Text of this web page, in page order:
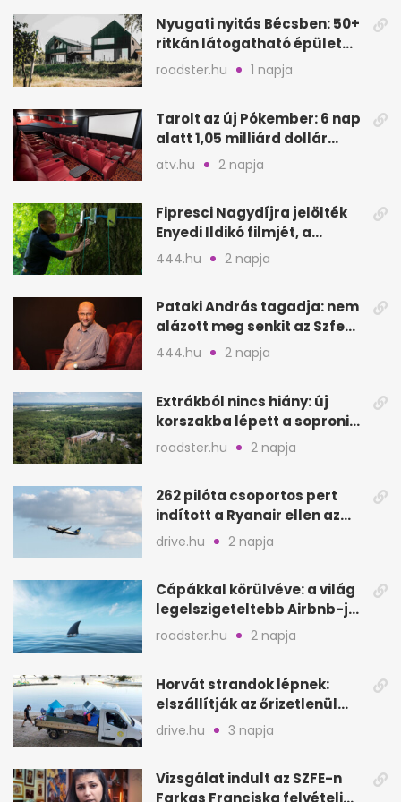
Nyugati nyitás Bécsben: 50+
ritkán látogatható épület
nyílik meg
roadster.hu 1 napja
Tarolt az új Pókember: 6 nap
alatt 1,05 milliárd dollár
bevétel
atv.hu 2 napja
Fipresci Nagydíjra jelölték
Enyedi Ildikó filmjét, a
Csendes barátot
444.hu 2 napja
Pataki András tagadja: nem
alázott meg senkit az Szfe
felvételijén
444.hu 2 napja
Extrákból nincs hiány: új
korszakba lépett a soproni
Fagus Hotel
roadster.hu 2 napja
262 pilóta csoportos pert
indított a Ryanair ellen az
Egyesült Királyságban
drive.hu 2 napja
Cápákkal körülvéve: a világ
legelszigeteltebb Airbnb-je
a nyílt tengeren
roadster.hu 2 napja
Horvát strandok lépnek:
elszállítják az őrizetlenül
hagyott törölközőket
drive.hu 3 napja
Vizsgálat indult az SZFE-n
Farkas Franciska felvételi